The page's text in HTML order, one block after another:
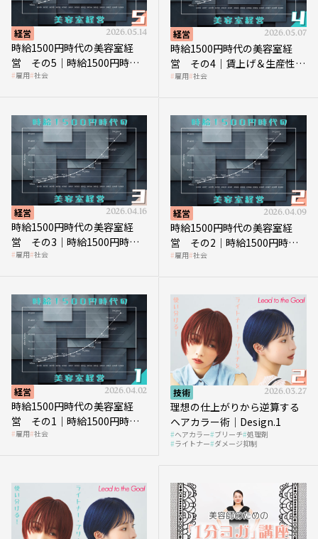
経営 2026.05.14
時給1500円時代の美容室経
営 その5｜時給1500円時代
の到来は美容業の収益構造を
雇用 社会
経営 2026.05.07
時給1500円時代の美容室経
営 その4｜賃上げ＆生産性向
上につなげる賢い助成金活用
雇用 社会
経営 2026.04.16
時給1500円時代の美容室経
営 その3｜時給1500円時
代、美容業はどのような影響
雇用 社会
経営 2026.04.09
時給1500円時代の美容室経
営 その2｜時給1500円時代
に支払う給与はいくらなのか
雇用 社会
経営 2026.04.02
時給1500円時代の美容室経
営 その1｜時給1500円時代
へ向かう社会的背景
雇用 社会
技術 2026.03.27
理想の仕上がりから逆算する
ヘアカラー術｜Design.1
ヘアカラー ブリーチ 処理剤
ライトナー ダメージ抑制